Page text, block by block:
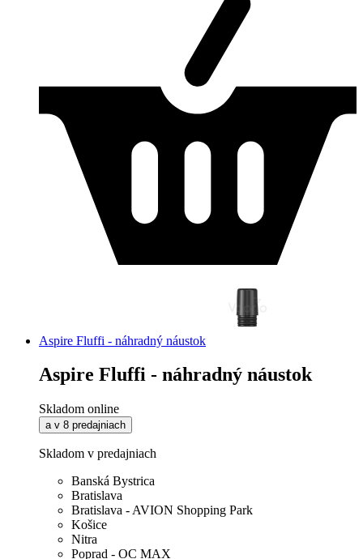
Aspire Fluffi - náhradný náustok
Aspire Fluffi - náhradný náustok
Skladom online
a v 8 predajniach
Skladom v predajniach
Banská Bystrica
Bratislava
Bratislava - AVION Shopping Park
Košice
Nitra
Poprad - OC MAX